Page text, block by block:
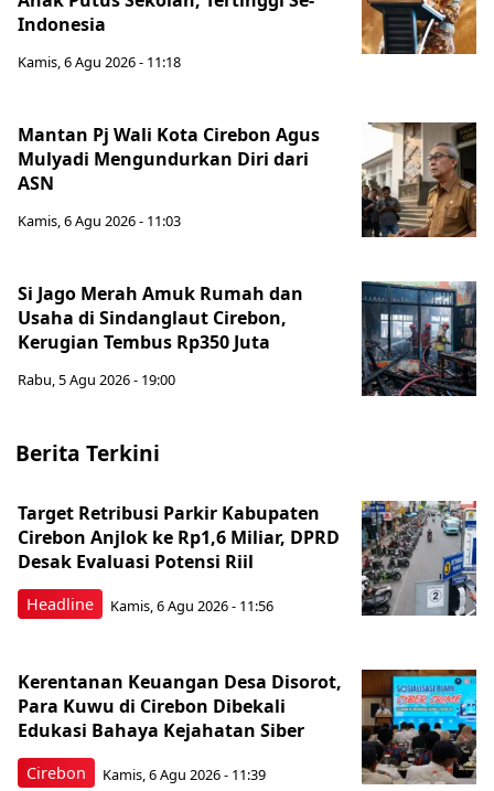
Indonesia
Kamis, 6 Agu 2026 - 11:18
Mantan Pj Wali Kota Cirebon Agus
Mulyadi Mengundurkan Diri dari
ASN
Kamis, 6 Agu 2026 - 11:03
Si Jago Merah Amuk Rumah dan
Usaha di Sindanglaut Cirebon,
Kerugian Tembus Rp350 Juta
Rabu, 5 Agu 2026 - 19:00
Berita Terkini
Headline
Target Retribusi Parkir Kabupaten
Cirebon Anjlok ke Rp1,6 Miliar, DPRD
Desak Evaluasi Potensi Riil
Kamis, 6 Agu 2026 - 11:56
Cirebon
Kerentanan Keuangan Desa Disorot,
Para Kuwu di Cirebon Dibekali
Edukasi Bahaya Kejahatan Siber
Kamis, 6 Agu 2026 - 11:39